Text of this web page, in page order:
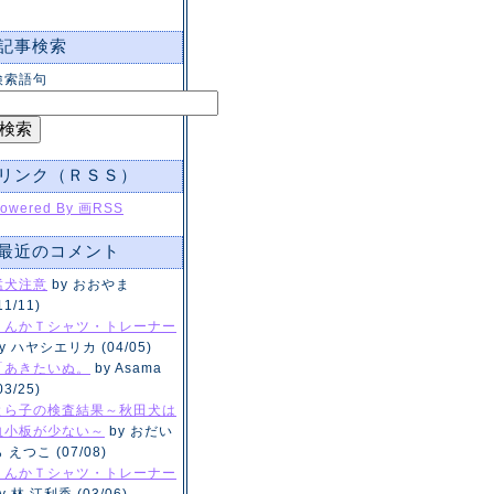
事検索
索語句
リンク（ＲＳＳ）
By 画RSS
近のコメント
犬注意 by おおやま
11)
んかＴシャツ・トレーナー
ハヤシエリカ (04/05)
あきたいぬ。
by Asama
25)
ら子の検査結果～秋田犬は
小板が少ない～ by おだい
えつこ (07/08)
んかＴシャツ・トレーナー